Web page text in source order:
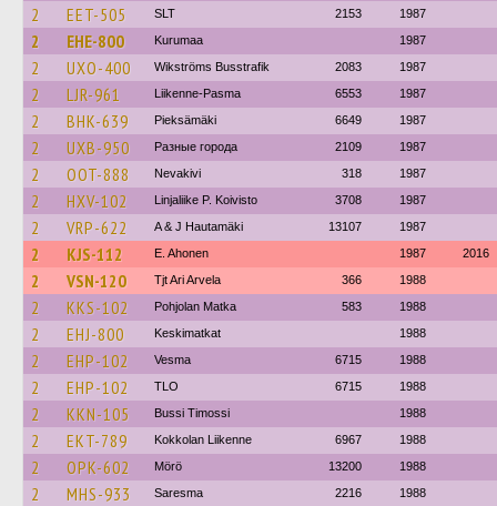
2 EET-505 SLT 2153 1987
2 EHE-800 Kurumaa 1987
2 UXO-400 Wikströms Busstrafik 2083 1987
2 LJR-961 Liikenne-Pasma 6553 1987
2 BHK-639 Pieksämäki 6649 1987
2 UXB-950 Разные города 2109 1987
2 OOT-888 Nevakivi 318 1987
2 HXV-102 Linjaliike P. Koivisto 3708 1987
2 VRP-622 A & J Hautamäki 13107 1987
2 KJS-112 E. Ahonen 1987 2016
2 VSN-120 Tjt Ari Arvela 366 1988
2 KKS-102 Pohjolan Matka 583 1988
2 EHJ-800 Keskimatkat 1988
2 EHP-102 Vesma 6715 1988
2 EHP-102 TLO 6715 1988
2 KKN-105 Bussi Timossi 1988
2 EKT-789 Kokkolan Liikenne 6967 1988
2 OPK-602 Mörö 13200 1988
2 MHS-933 Saresma 2216 1988